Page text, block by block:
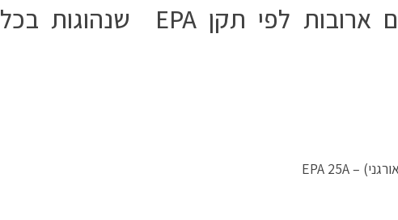
השיטות המרכזיות בדיגום ארובות לפי תקן EPA שנהוגות בכל